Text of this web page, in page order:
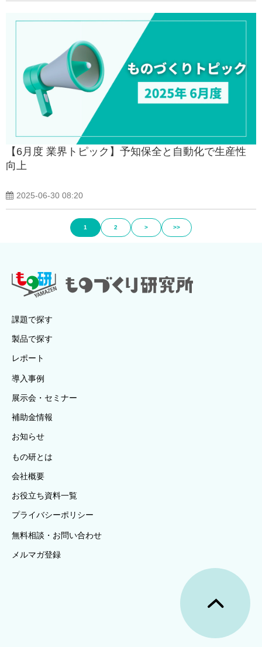
【6月度 業界トピック】予知保全と自動化で生産性
向上
2025-06-30 08:20
1 2 > >>
課題で探す
製品で探す
レポート
導入事例
展示会・セミナー
補助金情報
お知らせ
もの研とは
会社概要
お役立ち資料一覧
プライバシーポリシー
無料相談・お問い合わせ
メルマガ登録